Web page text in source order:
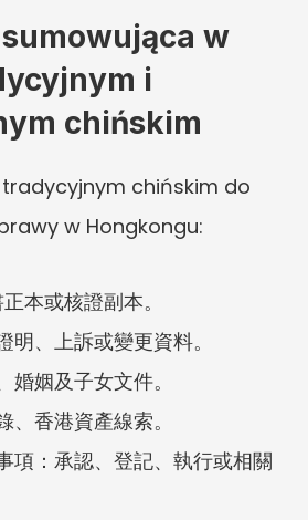
w
i
chińskim
chińskim do
w Hongkongu:
本或核證副本。
明、上訴或變更資料。
姻及子女文件。
、香港資產線索。
項：承認、登記、執行或相關